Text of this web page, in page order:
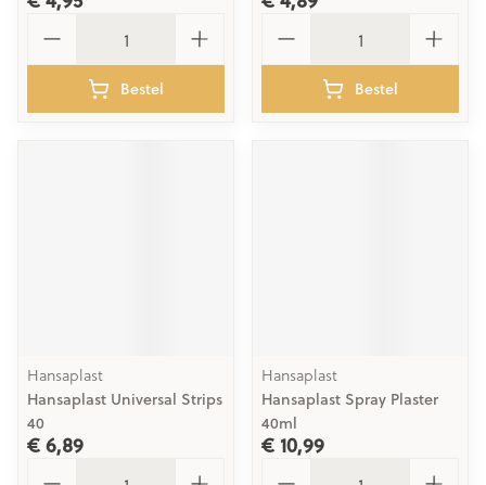
Bestel Bestel
Hansaplast
Hansaplast Universal Strips
40
€ 6,89
Hansaplast
Hansaplast Spray Plaster
40ml
€ 10,99